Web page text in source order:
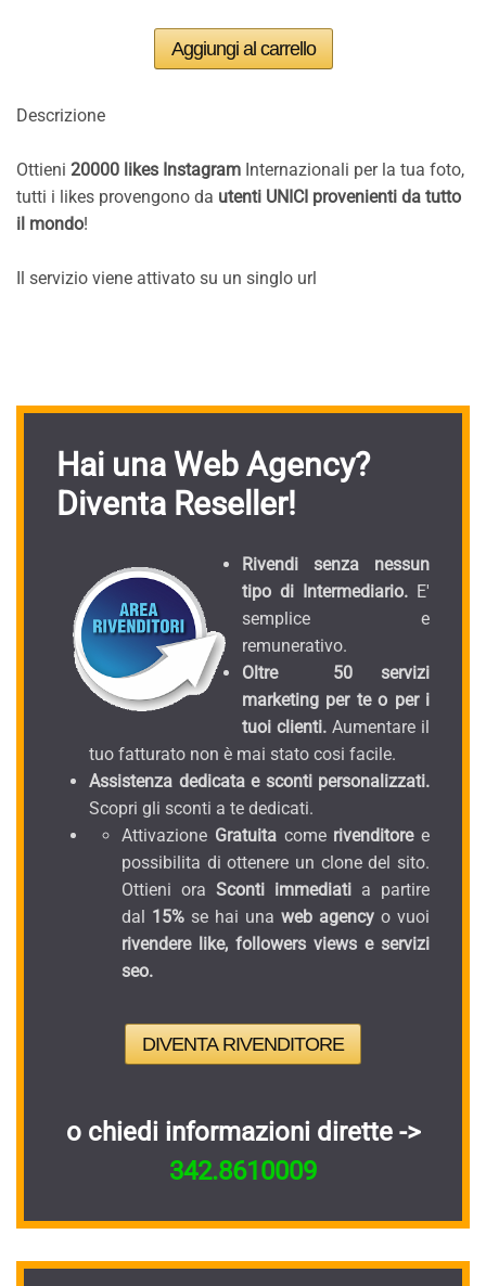
Descrizione
Ottieni 20000 likes Instagram Internazionali per la tua foto,
tutti i likes provengono da utenti UNICI provenienti da tutto
il mondo!
Il servizio viene attivato su un singlo url
Hai una Web Agency?
Diventa Reseller!
Rivendi senza nessun
tipo di Intermediario. E'
semplice e
remunerativo.
Oltre 50 servizi
marketing per te o per i
tuoi clienti. Aumentare il
tuo fatturato non è mai stato cosi facile.
Assistenza dedicata e sconti personalizzati.
Scopri gli sconti a te dedicati.
Attivazione Gratuitacomerivenditoree
possibilita di ottenere un clone del sito.
Ottieni ora Sconti immediati a partire
dal 15% se hai una web agency o vuoi
rivendere like, followers views e servizi
seo.
DIVENTA RIVENDITORE
o chiedi informazioni dirette ->
342.8610009